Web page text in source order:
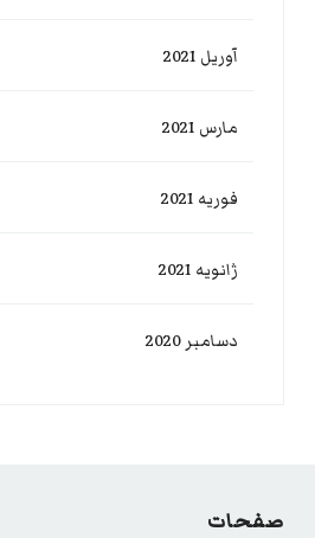
آوریل 2021
مارس 2021
فوریه 2021
ژانویه 2021
دسامبر 2020
صفحات